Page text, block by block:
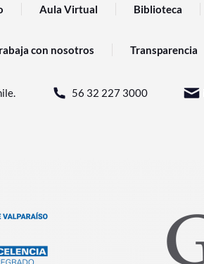
Aula Virtual Biblioteca
con nosotros Transparencia
56 32 227 3000